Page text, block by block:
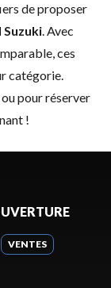
de proposer
. Avec
ces
catégorie.
pour réserver
!
VENTES